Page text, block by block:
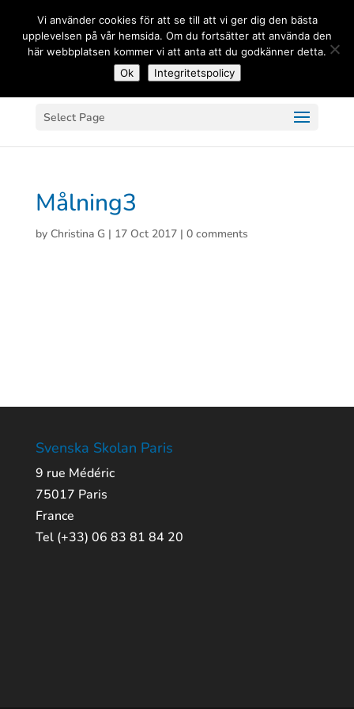
Select Page
Målning3
by Christina G | 17 Oct 2017| 0 comments
Svenska Skolan Paris
9 rue Médéric
75017 Paris
France
Tel (+33) 06 83 81 84 20
Vi använder cookies för att se till att vi ger dig den bästa
upplevelsen på vår hemsida. Om du fortsätter att använda den
här webbplatsen kommer vi att anta att du godkänner detta.
Ok
Integritetspolicy